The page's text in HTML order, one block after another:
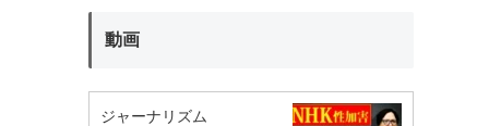
動画
ジャーナリズム